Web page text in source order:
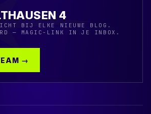
4
BIJ ELKE NIEUWE BLOG.
— MAGIC-LINK IN JE INBOX.
→